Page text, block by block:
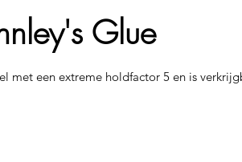
Glue
met een extreme holdfactor 5 en is